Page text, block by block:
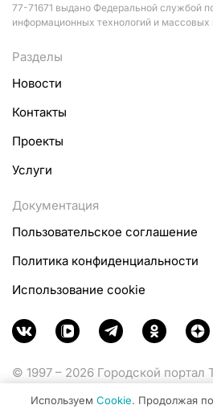
77-71671 выдано Федеральной службой
информационных технологий и массовых
Разделы
Новости
Контакты
Проекты
Услуги
Документация
Пользовательское соглашение
Политика конфиденциальности
Использование cookie
© 1997 – 2026 Городской портал
Используем Cookie. Продолжая